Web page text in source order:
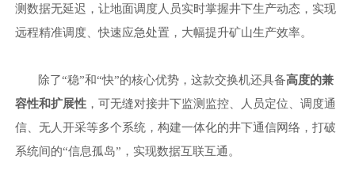
测数据无延迟，让地面调度人员实时掌握井下生产动态，实现
远程精准调度、快速应急处置，大幅提升矿山生产效率。
除了“稳”和“快”的核心优势，这款交换机还具备高度的兼
容性和扩展性，可无缝对接井下监测监控、人员定位、调度通
信、无人开采等多个系统，构建一体化的井下通信网络，打破
系统间的“信息孤岛”，实现数据互联互通。